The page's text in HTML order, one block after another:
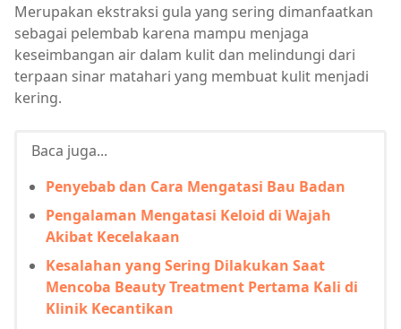
Merupakan ekstraksi gula yang sering dimanfaatkan
sebagai pelembab karena mampu menjaga
keseimbangan air dalam kulit dan melindungi dari
terpaan sinar matahari yang membuat kulit menjadi
kering.
Baca juga...
Penyebab dan Cara Mengatasi Bau Badan
Pengalaman Mengatasi Keloid di Wajah
Akibat Kecelakaan
Kesalahan yang Sering Dilakukan Saat
Mencoba Beauty Treatment Pertama Kali di
Klinik Kecantikan